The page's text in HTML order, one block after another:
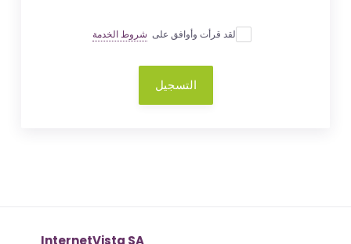
لقد قرأت وأوافق علىشروط الخدمة
التسجيل
InternetVista SA